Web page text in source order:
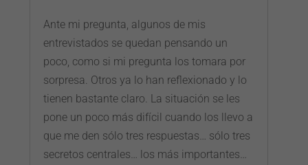
Ante mi pregunta, algunos de mis
entrevistados se quedan pensando un
poco, como si mi pregunta los tomara por
sorpresa. Otros ya lo han reflexionado y lo
tienen bastante claro. La situación se les
pone un poco más difícil cuando los llevo a
que me den sólo tres respuestas… sólo tres
secretos centrales… los más importantes…